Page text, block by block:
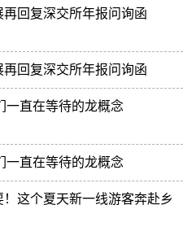
回复深交所年报问询函
回复深交所年报问询函
一直在等待的龙概念
一直在等待的龙概念
这个夏天新一线游客奔赴乡